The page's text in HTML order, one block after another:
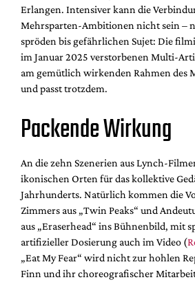
Erlangen. Intensiver kann die
Mehrsparten-Ambitionen nicht sein –
spröden bis gefährlichen Sujet: Die
im Januar 2025 verstorbenen Multi-
am gemütlich wirkenden Rahmen des
und passt trotzdem.
Packende Wirkung
An die zehn Szenerien aus Lynch-
ikonischen Orten für das kollektive
Jahrhunderts. Natürlich kommen die
Zimmers aus „Twin Peaks“ und
aus „Eraserhead“ ins Bühnenbild, mit
artifizieller Dosierung auch im Video (
„Eat My Fear“ wird nicht zur hohlen
Finn und ihr choreografischer